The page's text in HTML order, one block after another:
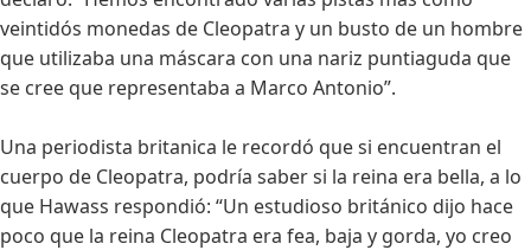
veintidós monedas de Cleopatra y un busto de un hombre
que utilizaba una máscara con una nariz puntiaguda que
se cree que representaba a Marco Antonio”.
Una periodista britanica le recordó que si encuentran el
cuerpo de Cleopatra, podría saber si la reina era bella, a lo
que Hawass respondió: “Un estudioso británico dijo hace
poco que la reina Cleopatra era fea, baja y gorda, yo creo